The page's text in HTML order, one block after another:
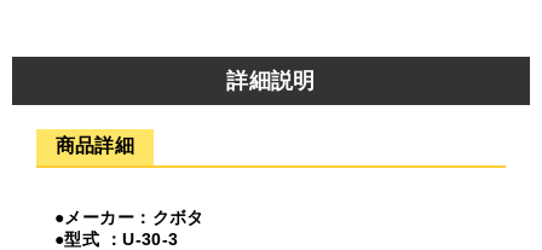
詳細説明
商品詳細
●メーカー：クボタ
●型式 ：U-30-3